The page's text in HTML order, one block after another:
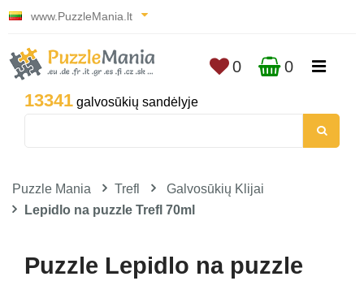
www.PuzzleMania.lt
13341 galvosūkių sandėlyje
0 0
Puzzle Mania Trefl
Galvosūkių Klijai
Lepidlo na puzzle Trefl 70ml
Puzzle Lepidlo na puzzle